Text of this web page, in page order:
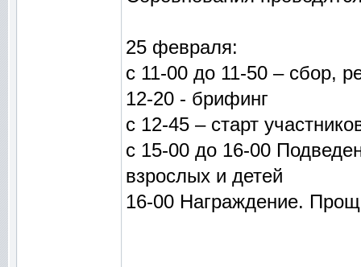
25 февраля:
с 11-00 до 11-50 – сбор,
12-20 - брифинг
с 12-45 – старт
с 15-00 до 16-00
взрослых и детей
16-00 Награждение.